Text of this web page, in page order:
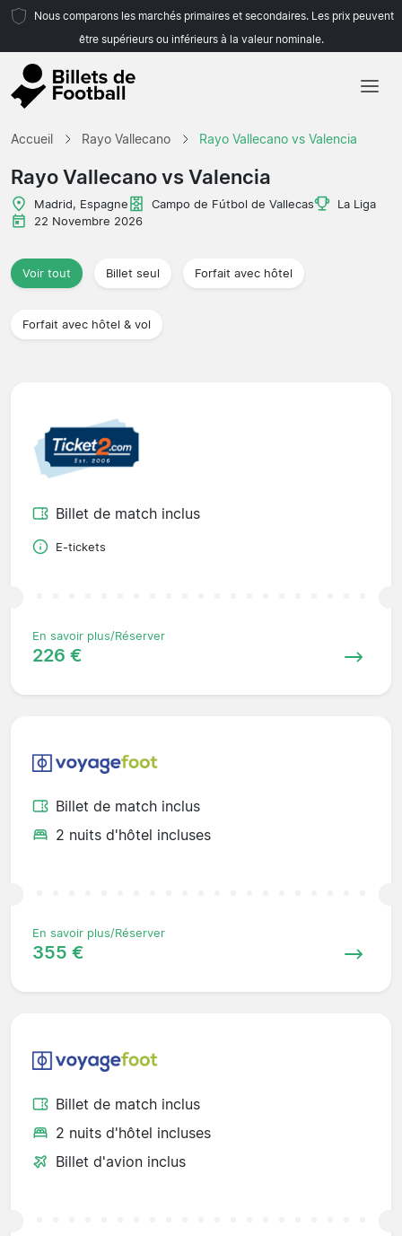
Nous comparons les marchés primaires et secondaires. Les prix peuvent
être supérieurs ou inférieurs à la valeur nominale.
Agences de voyages
Accueil Rayo Vallecano Rayo Vallecano vs Valencia
Rayo Vallecano vs Valencia
Madrid, Espagne Campo de Fútbol de Vallecas
La Liga
22 Novembre 2026
Voir tout Billet seul Forfait avec hôtel
Forfait avec hôtel & vol
Billet de match inclus
E-tickets
En savoir plus/Réserver
226 €
Billet de match inclus
2 nuits d'hôtel incluses
En savoir plus/Réserver
355 €
Billet de match inclus
2 nuits d'hôtel incluses
Billet d'avion inclus